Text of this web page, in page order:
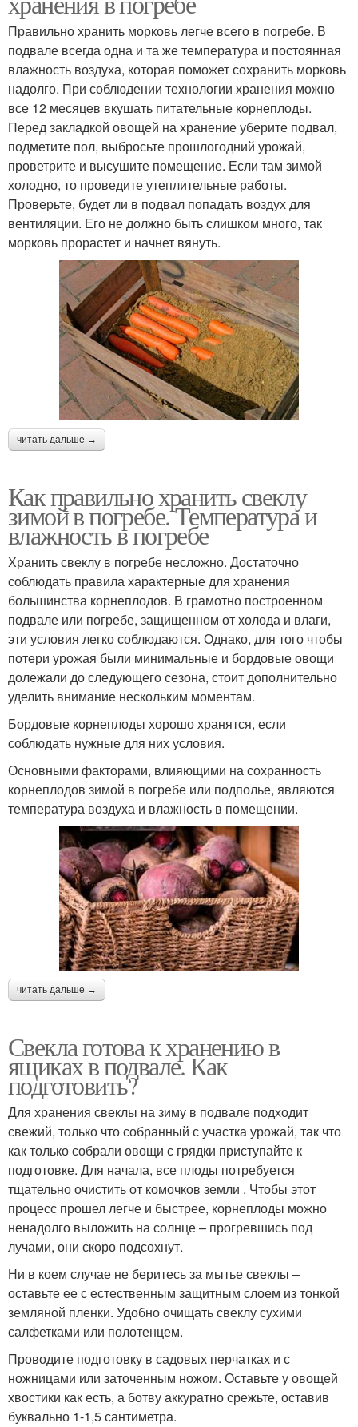
Правильно хранить морковь легче всего в погребе. В
подвале всегда одна и та же температура и постоянная
влажность воздуха, которая поможет сохранить морковь
надолго. При соблюдении технологии хранения можно
все 12 месяцев вкушать питательные корнеплоды.
Перед закладкой овощей на хранение уберите подвал,
подметите пол, выбросьте прошлогодний урожай,
проветрите и высушите помещение. Если там зимой
холодно, то проведите утеплительные работы.
Проверьте, будет ли в подвал попадать воздух для
вентиляции. Его не должно быть слишком много, так
морковь прорастет и начнет вянуть.
читать дальше →
Как правильно хранить свеклу
зимой в погребе. Температура и
влажность в погребе
Хранить свеклу в погребе несложно. Достаточно
соблюдать правила характерные для хранения
большинства корнеплодов. В грамотно построенном
подвале или погребе, защищенном от холода и влаги,
эти условия легко соблюдаются. Однако, для того чтобы
потери урожая были минимальные и бордовые овощи
долежали до следующего сезона, стоит дополнительно
уделить внимание нескольким моментам.
Бордовые корнеплоды хорошо хранятся, если
соблюдать нужные для них условия.
Основными факторами, влияющими на сохранность
корнеплодов зимой в погребе или подполье, являются
температура воздуха и влажность в помещении.
читать дальше →
Свекла готова к хранению в
ящиках в подвале. Как
подготовить?
Для хранения свеклы на зиму в подвале подходит
свежий, только что собранный с участка урожай, так что
как только собрали овощи с грядки приступайте к
подготовке. Для начала, все плоды потребуется
тщательно очистить от комочков земли . Чтобы этот
процесс прошел легче и быстрее, корнеплоды можно
ненадолго выложить на солнце – прогревшись под
лучами, они скоро подсохнут.
Ни в коем случае не беритесь за мытье свеклы –
оставьте ее с естественным защитным слоем из тонкой
земляной пленки. Удобно очищать свеклу сухими
салфетками или полотенцем.
Проводите подготовку в садовых перчатках и с
ножницами или заточенным ножом. Оставьте у овощей
хвостики как есть, а ботву аккуратно срежьте, оставив
буквально 1-1,5 сантиметра.